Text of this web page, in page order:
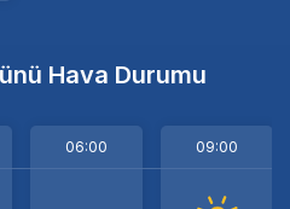
Hava Durumu
06:00 09:00